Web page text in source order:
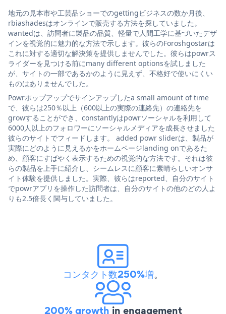
地元の見本市や工芸品ショーでのgettingビジネスの数か月後、
rbiashadesはオンラインで販売する方法を探していました。
wantedは、訪問者に製品の品質、軽量で人間工学に基づいたデザ
インを視覚的に魅力的な方法で示します。彼らのForoshgostarは
これに対する適切な解決策を提供しませんでした。彼らはpowrス
ライダーを見つける前にmany different optionsを試しました
が、サイトの一部であるかのように見えず、不格好で使いにくい
ものはありませんでした。
Powrポップアップでサインアップしたa small amount of time
で、彼らは250％以上（600以上の実際の連絡先）の連絡先を
growすることができ、constantlyはpowrソーシャルを利用して
6000人以上のフォロワーにソーシャルメディアを成長させました
彼らのサイトでフィードします。 added powr sliderは、製品が
実際にどのように見えるかをホームページlanding onであるた
め、顧客にすばやく表示するための視覚的な方法です。それは彼
らの製品を上手に紹介し、シームレスに顧客に素晴らしいオンサ
イト体験を提供しました。実際、彼らはreported、自分のサイト
でpowrアプリを操作した訪問者は、自分のサイトの他のどの人よ
りも2.5倍長く関与していました。
コンタクト数250%増。
200% growth in engagement